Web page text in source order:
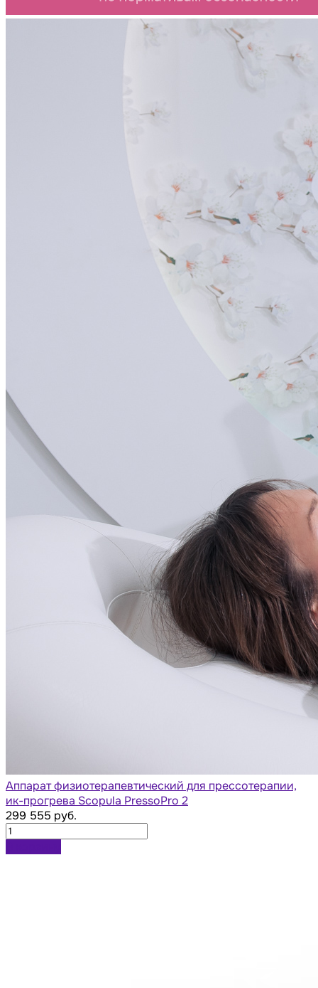
Аппарат физиотерапевтический для прессотерапии,
ик-прогрева Scopula PressoPro 2
299 555 руб.